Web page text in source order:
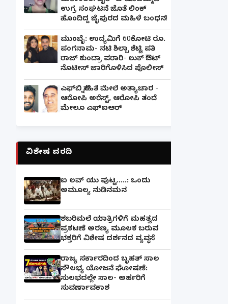
ಉಗ್ರ ಸಂಘಟನೆ ಜೊತೆ ಲಿಂಕ್
ಹೊಂದಿದ್ದ ಜೈಪುರದ ಮಹಿಳೆ ಬಂಧನ!
ಮುಂಬೈ: ಉದ್ಯಮಿಗೆ 60ಕೋಟಿ ರೂ.
ಪಂಗನಾಮ- ನಟಿ ಶಿಲ್ಪಾ ಶೆಟ್ಟಿ ಪತಿ
ರಾಜ್ ಕುಂದ್ರಾ ಪರಾರಿ- ಲುಕ್ ಔಟ್
ನೊಟೀಸ್ ಜಾರಿಗೊಳಿಸಿದ ಪೊಲೀಸ್
ಎಫ್‌ಬಿ ಸ್ನೇಹಿತೆ ಮೇಲೆ ಅತ್ಯಾಚಾರ -
ಆರೋಪಿ ಅರೆಸ್ಟ್, ಆರೋಪಿ ತಂದೆ
ಮೇಲೂ ಎಫ್ಐಆರ್
ವಿಶೇಷ ವರದಿ
ಐ ಲವ್ ಯು ಪುಟ್ಟ.....: ಒಂದು
ಅಮೂಲ್ಯ ನುಡಿನಮನ
ಶಬರಿಮಲೆ ಯಾತ್ರಿಗಳಿಗೆ ಮಹತ್ವದ
ಪ್ರಕಟಣೆ ಅರಣ್ಯ ಮೂಲಕ ಬರುವ
ಭಕ್ತರಿಗೆ ವಿಶೇಷ ದರ್ಶನದ ವ್ಯವಸ್ಥೆ
ರಾಜ್ಯ ಸರ್ಕಾರದಿಂದ ಬೃಹತ್ ಸಾಲ
ಸೌಲಭ್ಯ ಯೋಜನೆ ಘೋಷಣೆ:
ಸುಲಭದಲ್ಲೇ ಸಾಲ- ಅರ್ಹರಿಗೆ
ಸುವರ್ಣಾವಕಾಶ